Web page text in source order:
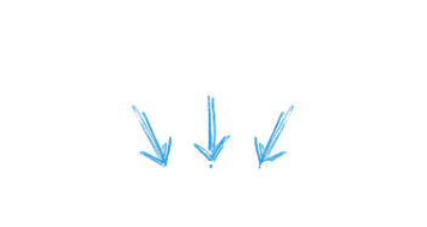
De R$409 por R$297 só Agora